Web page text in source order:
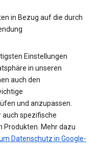
in Bezug auf die durch
Einstellungen
in unseren
auch den
und anzupassen.
auch spezifische
Produkten. Mehr dazu
Datenschutz in Google-